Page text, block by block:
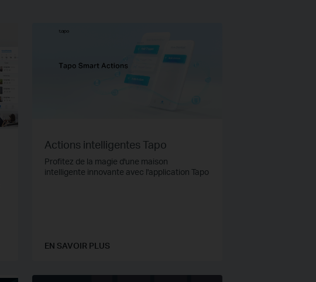
Actions intelligentes Tapo
Profitez de la magie d'une maison
intelligente innovante avec l'application Tapo
EN SAVOIR PLUS